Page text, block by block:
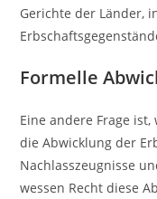
Gerichte der Länder,
Formelle
Eine andere Frage
die Abwicklung der
Nachlasszeugnisse
wessen Recht diese